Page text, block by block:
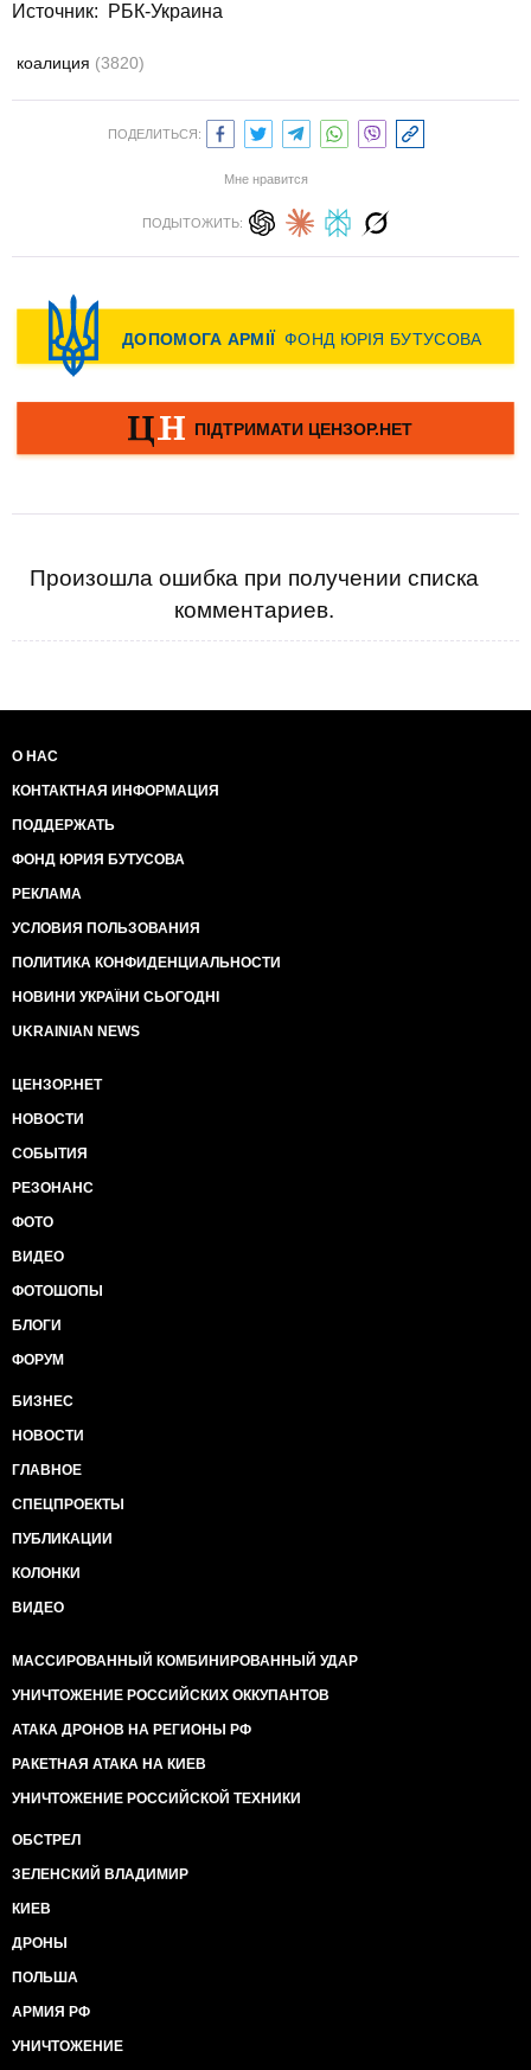
Источник: РБК-Украина
коалиция (3820)
ПОДЕЛИТЬСЯ:
Мне нравится
ПОДЫТОЖИТЬ:
Произошла ошибка при получении списка
комментариев.
О НАС
КОНТАКТНАЯ ИНФОРМАЦИЯ
ПОДДЕРЖАТЬ
ФОНД ЮРИЯ БУТУСОВА
РЕКЛАМА
УСЛОВИЯ ПОЛЬЗОВАНИЯ
ПОЛИТИКА КОНФИДЕНЦИАЛЬНОСТИ
НОВИНИ УКРАЇНИ СЬОГОДНІ
UKRAINIAN NEWS
ЦЕНЗОР.НЕТ
НОВОСТИ
СОБЫТИЯ
РЕЗОНАНС
ФОТО
ВИДЕО
ФОТОШОПЫ
БЛОГИ
ФОРУМ
БИЗНЕС
НОВОСТИ
ГЛАВНОЕ
СПЕЦПРОЕКТЫ
ПУБЛИКАЦИИ
КОЛОНКИ
ВИДЕО
МАССИРОВАННЫЙ КОМБИНИРОВАННЫЙ УДАР
УНИЧТОЖЕНИЕ РОССИЙСКИХ ОККУПАНТОВ
АТАКА ДРОНОВ НА РЕГИОНЫ РФ
РАКЕТНАЯ АТАКА НА КИЕВ
УНИЧТОЖЕНИЕ РОССИЙСКОЙ ТЕХНИКИ
ОБСТРЕЛ
ЗЕЛЕНСКИЙ ВЛАДИМИР
КИЕВ
ДРОНЫ
ПОЛЬША
АРМИЯ РФ
УНИЧТОЖЕНИЕ